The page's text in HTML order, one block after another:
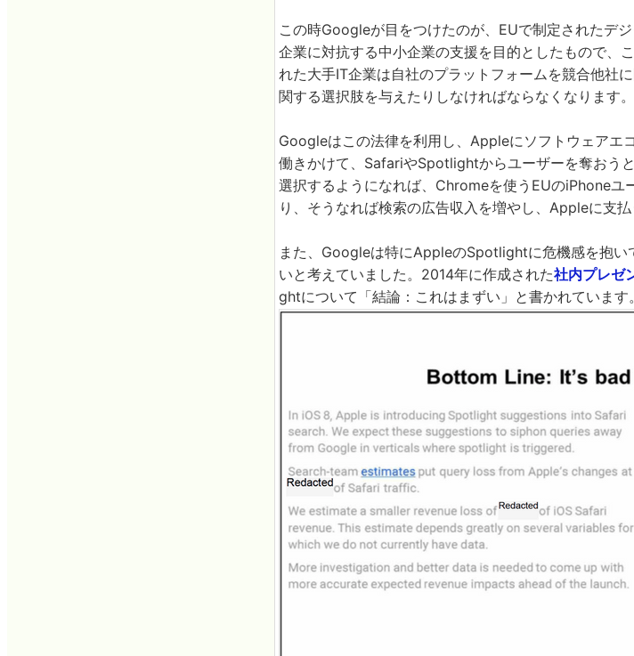
この時Googleが目をつけたのが、EUで制定されたデ
企業に対抗する中小企業の支援を目的としたもので、
れた大手IT企業は自社のプラットフォームを競合他社
関する選択肢を与えたりしなければならなくなります。
Googleはこの法律を利用し、Appleにソフトウェアエ
働きかけて、SafariやSpotlightからユーザーを奪おう
選択するようになれば、Chromeを使うEUのiPhone
り、そうなれば検索の広告収入を増やし、Appleに支
また、Googleは特にAppleのSpotlightに危機感を抱い
いと考えていました。2014年に作成された社内プレゼ
ghtについて「結論：これはまずい」と書かれています。